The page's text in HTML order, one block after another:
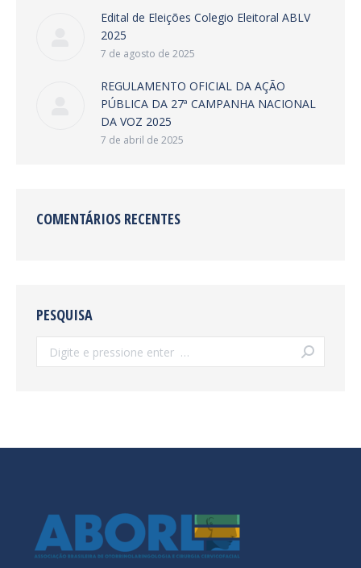
Edital de Eleições Colegio Eleitoral ABLV
2025
7 de agosto de 2025
REGULAMENTO OFICIAL DA AÇÃO
PÚBLICA DA 27ª CAMPANHA NACIONAL
DA VOZ 2025
7 de abril de 2025
COMENTÁRIOS RECENTES
PESQUISA
Search: